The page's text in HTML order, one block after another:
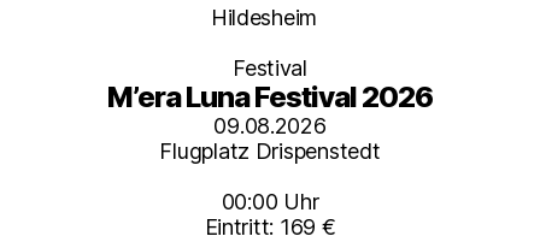
Kategorien
Hildesheim
Festival
M’era Luna Festival 2026
09.08.2026
Flugplatz Drispenstedt
00:00 Uhr
Eintritt: 169 €